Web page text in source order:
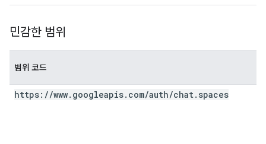
민감한 범위
범위 코드
https: //www. googleapis. com/auth/chat. spaces